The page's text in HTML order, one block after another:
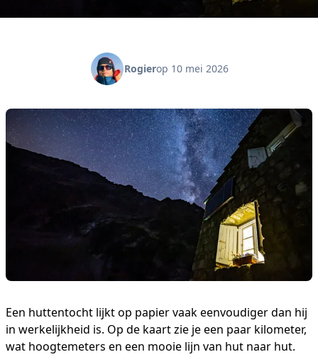
Rogierop 10 mei 2026
Een huttentocht lijkt op papier vaak eenvoudiger dan hij
in werkelijkheid is. Op de kaart zie je een paar kilometer,
wat hoogtemeters en een mooie lijn van hut naar hut.